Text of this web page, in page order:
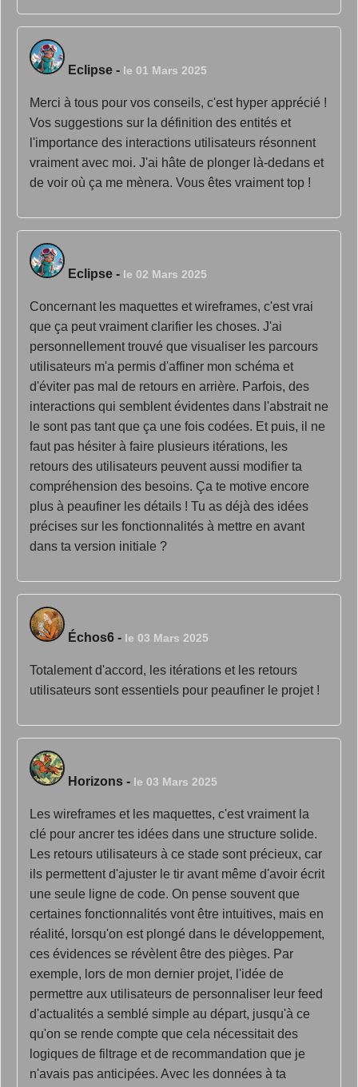
Eclipse - le 01 Mars 2025
Merci à tous pour vos conseils, c'est hyper apprécié !
Vos suggestions sur la définition des entités et
l'importance des interactions utilisateurs résonnent
vraiment avec moi. J'ai hâte de plonger là-dedans et
de voir où ça me mènera. Vous êtes vraiment top !
Eclipse - le 02 Mars 2025
Concernant les maquettes et wireframes, c'est vrai
que ça peut vraiment clarifier les choses. J'ai
personnellement trouvé que visualiser les parcours
utilisateurs m'a permis d'affiner mon schéma et
d'éviter pas mal de retours en arrière. Parfois, des
interactions qui semblent évidentes dans l'abstrait ne
le sont pas tant que ça une fois codées. Et puis, il ne
faut pas hésiter à faire plusieurs itérations, les
retours des utilisateurs peuvent aussi modifier ta
compréhension des besoins. Ça te motive encore
plus à peaufiner les détails ! Tu as déjà des idées
précises sur les fonctionnalités à mettre en avant
dans ta version initiale ?
Échos6 - le 03 Mars 2025
Totalement d'accord, les itérations et les retours
utilisateurs sont essentiels pour peaufiner le projet !
Horizons - le 03 Mars 2025
Les wireframes et les maquettes, c'est vraiment la
clé pour ancrer tes idées dans une structure solide.
Les retours utilisateurs à ce stade sont précieux, car
ils permettent d'ajuster le tir avant même d'avoir écrit
une seule ligne de code. On pense souvent que
certaines fonctionnalités vont être intuitives, mais en
réalité, lorsqu'on est plongé dans le développement,
ces évidences se révèlent être des pièges. Par
exemple, lors de mon dernier projet, l'idée de
permettre aux utilisateurs de personnaliser leur feed
d'actualités a semblé simple au départ, jusqu'à ce
qu'on se rende compte que cela nécessitait des
logiques de filtrage et de recommandation que je
n'avais pas anticipées. Avec les données à ta